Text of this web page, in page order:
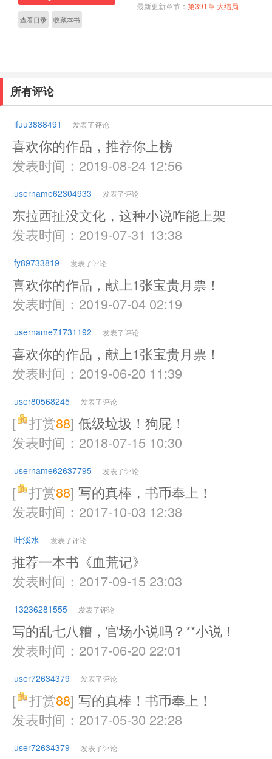
查看目录 收藏本书
最新更新章节： 第391章 大结局
所有评论
ifuu3888491 发表了评论
喜欢你的作品，推荐你上榜
发表时间：2019-08-24 12:56
username62304933 发表了评论
东拉西扯没文化，这种小说咋能上架
发表时间：2019-07-31 13:38
fy89733819 发表了评论
喜欢你的作品，献上1张宝贵月票！
发表时间：2019-07-04 02:19
username71731192 发表了评论
喜欢你的作品，献上1张宝贵月票！
发表时间：2019-06-20 11:39
user80568245 发表了评论
[ 打赏88] 低级垃圾！狗屁！
发表时间：2018-07-15 10:30
username62637795 发表了评论
[ 打赏88] 写的真棒，书币奉上！
发表时间：2017-10-03 12:38
叶溪水 发表了评论
推荐一本书《血荒记》
发表时间：2017-09-15 23:03
13236281555 发表了评论
写的乱七八糟，官场小说吗？**小说！
发表时间：2017-06-20 22:01
user72634379 发表了评论
[ 打赏88] 写的真棒！书币奉上！
发表时间：2017-05-30 22:28
user72634379 发表了评论